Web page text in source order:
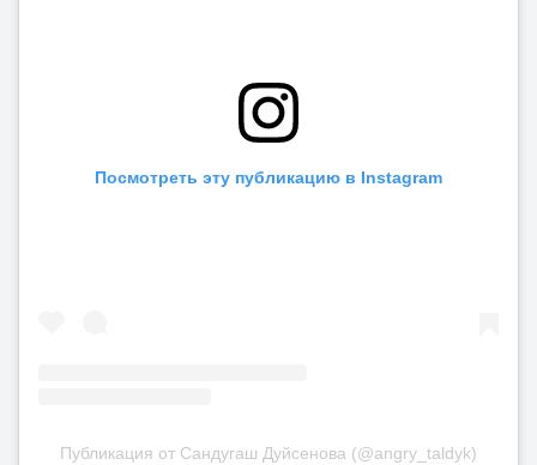
Посмотреть эту публикацию в Instagram
Публикация от Сандугаш Дуйсенова (@angry_taldyk)